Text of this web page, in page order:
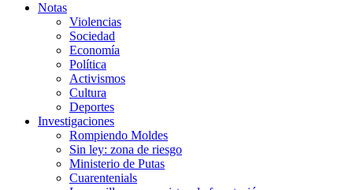
Notas
Violencias
Sociedad
Economía
Política
Activismos
Cultura
Deportes
Investigaciones
Rompiendo Moldes
Sin ley: zona de riesgo
Ministerio de Putas
Cuarentenials